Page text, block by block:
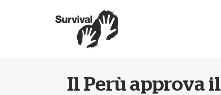
Il Perù approva